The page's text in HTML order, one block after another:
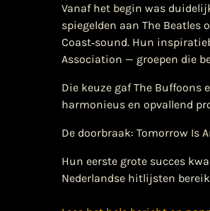
Vanaf het begin was
spiegelden aan The Beatles
Coast‑sound. Hun
Association — groepen die
Die keuze gaf The Buffoons
harmonieus en opvallend
De doorbraak: Tomorrow Is
Hun eerste grote succes
Nederlandse hitlijsten